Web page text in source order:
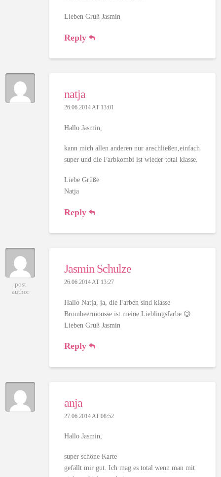
Lieben Gruß Jasmin
Reply
natja
26.06.2014 AT 13:01
Hallo Jasmin,
kann mich allen anderen nur anschließen,einfach
super und die Farbkombi ist wieder total klasse.
Liebe Grüße
Natja
Reply
post
author
Jasmin Schulze
26.06.2014 AT 13:27
Hallo Natja, ja, die Farben sind klasse
Brombeermousse ist meine Lieblingsfarbe 😉
Lieben Gruß Jasmin
Reply
anja
27.06.2014 AT 08:52
Hallo Jasmin,
super schöne Karte
gefällt mir gut. Ich mag es total wenn man mit